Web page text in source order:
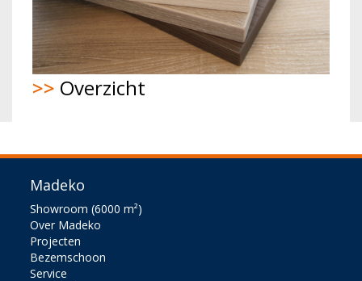
>> Overzicht
Madeko
Showroom (6000 m²)
Over Madeko
Projecten
Bezemschoon
Service